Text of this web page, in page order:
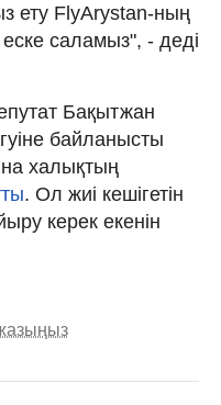
ету FlyArystan-ның
саламыз", - деді
Бақытжан
байланысты
халықтың
. Ол жиі кешігетін
керек екенін